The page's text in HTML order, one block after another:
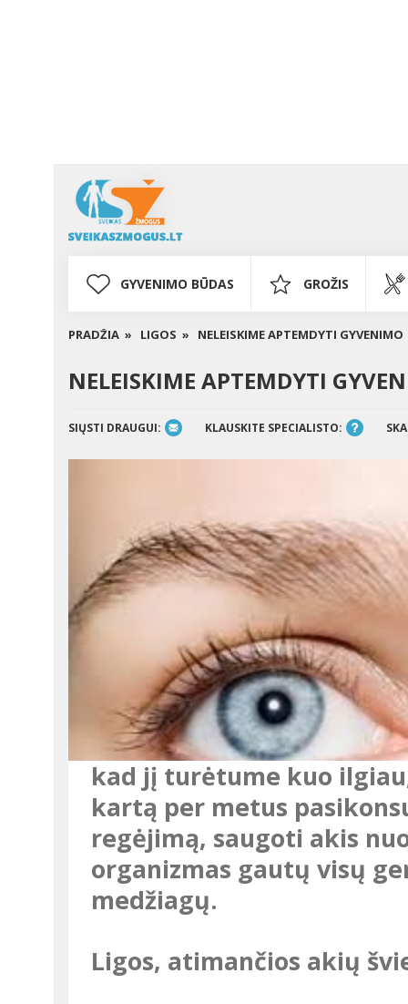
GYVENIMO BŪDAS GROŽIS
PRADŽIA » LIGOS » NELEISKIME APTEMDYTI GYVENIMO
NELEISKIME APTEMDYTI
SIŲSTI DRAUGUI: KLAUSKITE SPECIALISTO:
kad jį turėtume kuo
kartą per metus
regėjimą, saugoti akis
organizmas gautų visų
medžiagų.
Ligos, atimančios akių